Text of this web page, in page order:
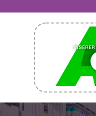
INSÉRER